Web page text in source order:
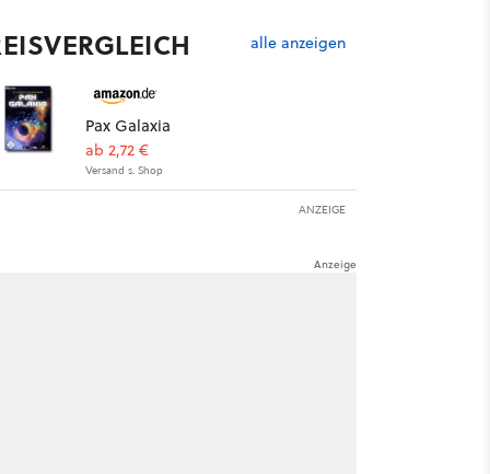
alle anzeigen
Pax Galaxia
ab 2,72 €
Versand s. Shop
ANZEIGE